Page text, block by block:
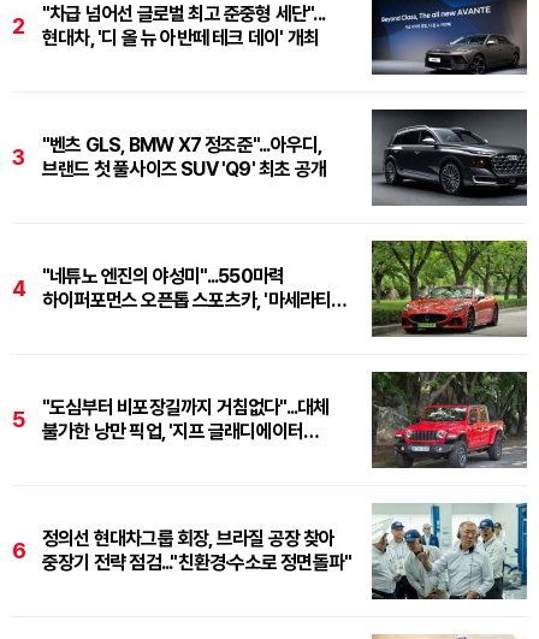
2
"차급 넘어선 글로벌 최고 준중형 세단"...
현대차, '디 올 뉴 아반떼 테크 데이' 개최
3
"벤츠 GLS, BMW X7 정조준"...아우디,
브랜드 첫 풀사이즈 SUV 'Q9' 최초 공개
4
"네튜노 엔진의 야성미"...550마력
하이퍼포먼스 오픈톱 스포츠카, '마세라티
5
"도심부터 비포장길까지 거침없다"...대체
불가한 낭만 픽업, '지프 글래디에이터
6
정의선 현대차그룹 회장, 브라질 공장 찾아
중장기 전략 점검..."친환경·수소로 정면돌파"